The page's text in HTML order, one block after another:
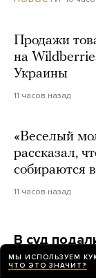
Продажи
на
Украины
11 часов назад
«Веселый
рассказал,
собираются
11 часов назад
В суд
«Яблоко» с
можно
МЫ ИСПОЛЬЗУЕМ
ЧТО ЭТО ЗНАЧИТ?